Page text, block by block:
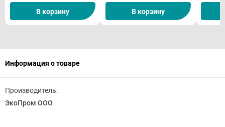
В корзину В корзину
Информация о товаре
Производитель:
ЭкоПром ООО